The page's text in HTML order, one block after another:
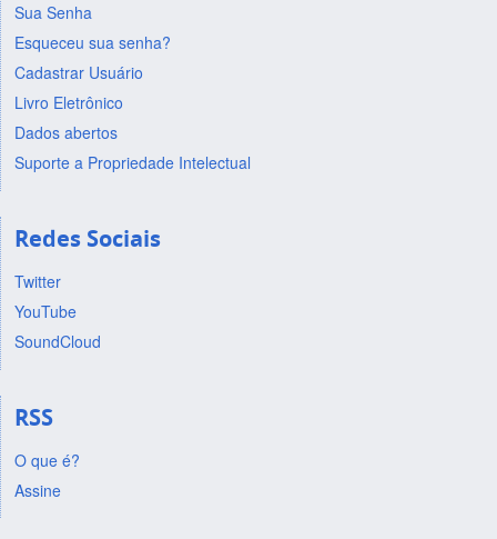
Sua Senha
Esqueceu sua senha?
Cadastrar Usuário
Livro Eletrônico
Dados abertos
Suporte a Propriedade Intelectual
Redes Sociais
Twitter
YouTube
SoundCloud
RSS
O que é?
Assine